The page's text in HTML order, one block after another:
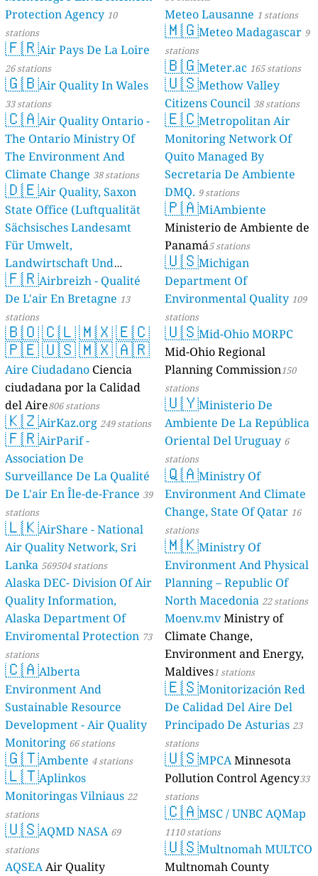
Protection Agency 10
stations
🇫🇷Air Pays De La Loire
26 stations
🇬🇧Air Quality In Wales
33 stations
🇨🇦Air Quality Ontario -
The Ontario Ministry Of
The Environment And
Climate Change 38 stations
🇩🇪Air Quality, Saxon
State Office (Luftqualität
Sächsisches Landesamt
Für Umwelt,
Landwirtschaft Und
Geologie) 50 stations
🇫🇷Airbreizh - Qualité
De L'air En Bretagne 13
stations
🇧🇴🇨🇱🇲🇽🇪🇨
🇵🇪🇺🇸🇲🇽🇦🇷
Aire Ciudadano Ciencia
ciudadana por la Calidad
del Aire806 stations
🇰🇿AirKaz.org 249 stations
🇫🇷AirParif -
Association De
Surveillance De La Qualité
De L'air En Île-de-France 39
stations
🇱🇰AirShare - National
Air Quality Network, Sri
Lanka 569504 stations
Alaska DEC- Division Of Air
Quality Information,
Alaska Department Of
Enviromental Protection 73
stations
🇨🇦Alberta
Environment And
Sustainable Resource
Development - Air Quality
Monitoring 66 stations
🇬🇹Ambente 4 stations
🇱🇹Aplinkos
Monitoringas Vilniaus 22
stations
🇺🇸AQMD NASA 69
stations
AQSEAAir Quality
Meteo Lausanne 1 stations
🇲🇬Meteo Madagascar 9
stations
🇧🇬Meter.ac 165 stations
🇺🇸Methow Valley
Citizens Council 38 stations
🇪🇨Metropolitan Air
Monitoring Network Of
Quito Managed By
Secretaria De Ambiente
DMQ. 9 stations
🇵🇦MiAmbiente
Ministerio de Ambiente de
Panamá5 stations
🇺🇸Michigan
Department Of
Environmental Quality 109
stations
🇺🇸Mid-Ohio MORPC
Mid-Ohio Regional
Planning Commission150
stations
🇺🇾Ministerio De
Ambiente De La República
Oriental Del Uruguay 6
stations
🇶🇦Ministry Of
Environment And Climate
Change, State Of Qatar 16
stations
🇲🇰Ministry Of
Environment And Physical
Planning – Republic Of
North Macedonia 22 stations
Moenv.mvMinistry of
Climate Change,
Environment and Energy,
Maldives1 stations
🇪🇸Monitorización Red
De Calidad Del Aire Del
Principado De Asturias 23
stations
🇺🇸MPCAMinnesota
Pollution Control Agency33
stations
🇨🇦MSC / UNBC AQMap
1110 stations
🇺🇸Multnomah MULTCO
Multnomah County